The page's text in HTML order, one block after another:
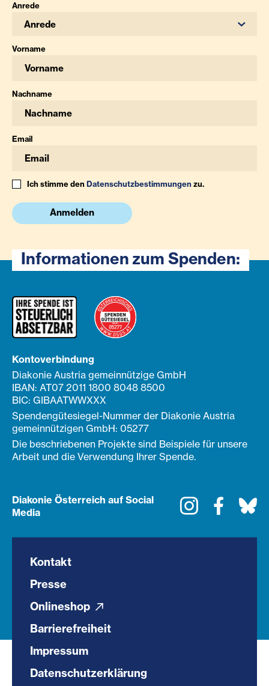
Anrede
Anrede
Vorname
Nachname
Email
Ich stimme denDatenschutzbestimmungenzu.
Anmelden
Informationen zum Spenden:
Kontoverbindung
Diakonie Austria gemeinnützige GmbH
IBAN: AT07 2011 1800 8048 8500
BIC: GIBAATWWXXX
Spendengütesiegel-Nummer der Diakonie Austria
gemeinnützigen GmbH: 05277
Die beschriebenen Projekte sind Beispiele für unsere
Arbeit und die Verwendung Ihrer Spende.
Diakonie Österreich auf Social
Media
Instagram
Kontakt
Presse
Onlineshop
Barrierefreiheit
Impressum
Datenschutzerklärung